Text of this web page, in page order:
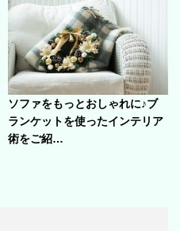
ソファをもっとおしゃれに♪ブ
ランケットを使ったインテリア
術をご紹…